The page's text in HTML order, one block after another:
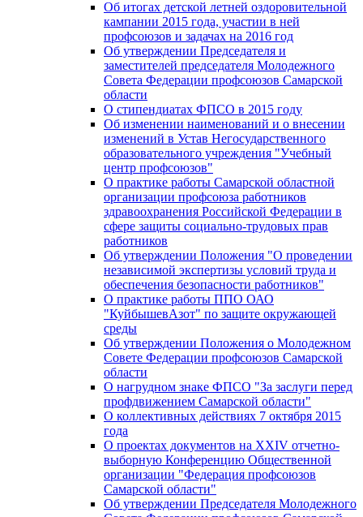
Об итогах детской летней оздоровительной
кампании 2015 года, участии в ней
профсоюзов и задачах на 2016 год
Об утверждении Председателя и
заместителей председателя Молодежного
Совета Федерации профсоюзов Самарской
области
О стипендиатах ФПСО в 2015 году
Об изменении наименований и о внесении
изменений в Устав Негосударственного
образовательного учреждения "Учебный
центр профсоюзов"
О практике работы Самарской областной
организации профсоюза работников
здравоохранения Российской Федерации в
сфере защиты социально-трудовых прав
работников
Об утверждении Положения "О проведении
независимой экспертизы условий труда и
обеспечения безопасности работников"
О практике работы ППО ОАО
"КуйбышевАзот" по защите окружающей
среды
Об утверждении Положения о Молодежном
Совете Федерации профсоюзов Самарской
области
О нагрудном знаке ФПСО "За заслуги перед
профдвижением Самарской области"
О коллективных действиях 7 октября 2015
года
О проектах документов на XXIV отчетно-
выборную Конференцию Общественной
организации "Федерация профсоюзов
Самарской области"
Об утверждении Председателя Молодежного